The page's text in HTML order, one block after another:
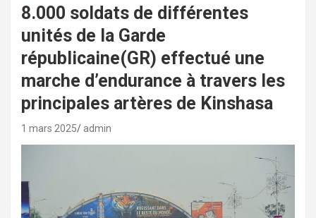
8.000 soldats de différentes
unités de la Garde
républicaine(GR) effectué une
marche d’endurance à travers les
principales artères de Kinshasa
1 mars 2025 admin